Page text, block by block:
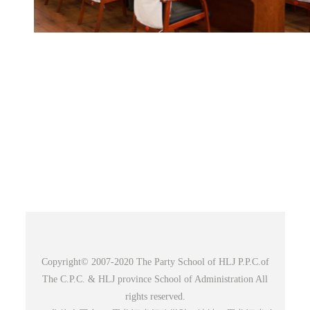
Copyright© 2007-2020 The Party School of HLJ P.P.C.of
The C.P.C. & HLJ province School of Administration All
rights reserved.